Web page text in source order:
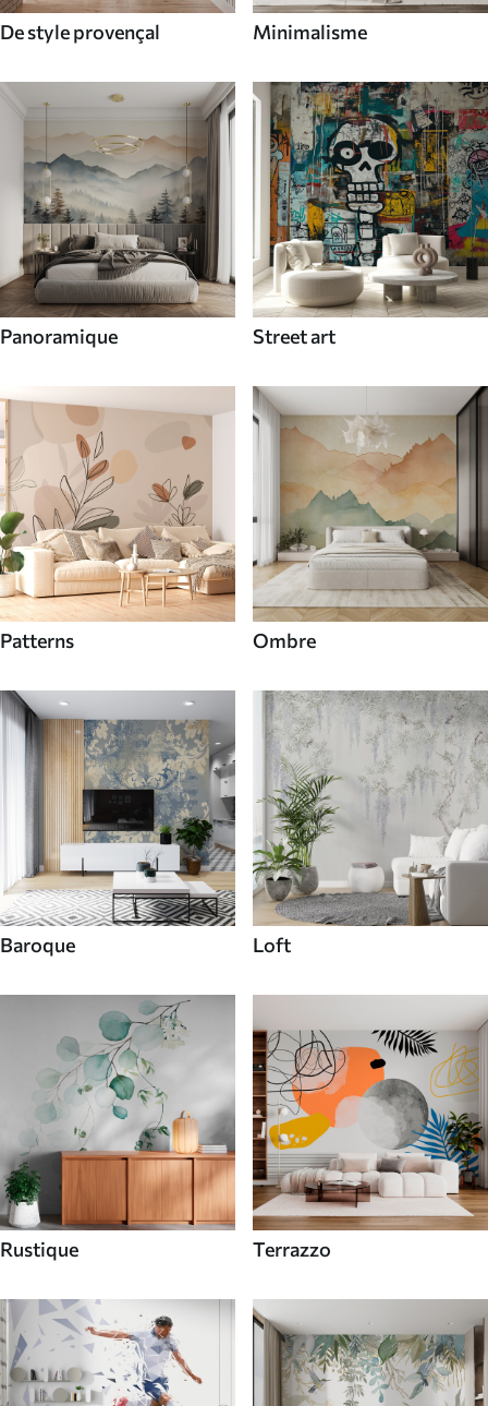
De style provençal Minimalisme
Panoramique Street art
Patterns Ombre
Baroque Loft
Rustique Terrazzo